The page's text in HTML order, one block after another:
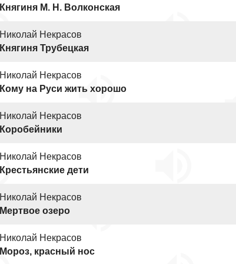
Княгиня М. Н. Волконская
Николай Некрасов
Княгиня Трубецкая
Николай Некрасов
Кому на Руси жить хорошо
Николай Некрасов
Коробейники
Николай Некрасов
Крестьянские дети
Николай Некрасов
Мертвое озеро
Николай Некрасов
Мороз, красный нос